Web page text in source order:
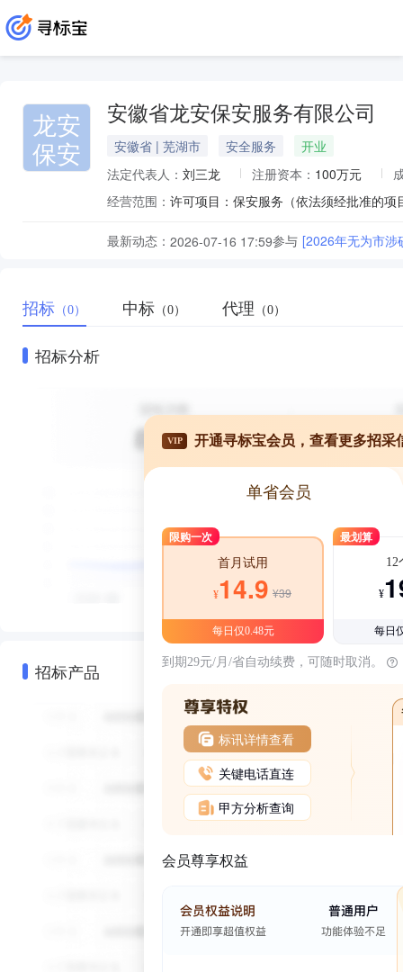
龙安
保安
安徽省龙安保安服务有限公司
安徽省 | 芜湖市 安全服务
开业
法定代表人： 刘三龙 注册资本： 100万元
经营范围：
最新动态： 2026-07-16 17:59参与 [2026年无为市涉
招标 （0） 中标 （0） 代理 （0）
招标分析
招标产品
VIP 开通寻标宝会员，查看更多招采
单省会员
限购一次
首月试用
¥14.9 ¥39
每日仅0.48元
最划算
12
¥
每日
到期29元/月/省自动续费，可随时取消。
标讯详情查看
关键电话直连
甲方分析查询
会员尊享权益